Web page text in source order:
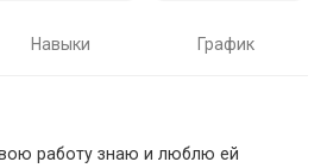
Навыки График
работу знаю и люблю ей